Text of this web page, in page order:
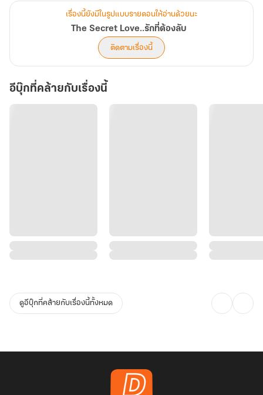
เรื่องนี้ยังมีในรูปแบบรายตอนให้อ่านด้วยนะ
The Secret Love..รักที่ต้องลับ
ติดตามเรื่องนี้
อีบุ๊กที่คล้ายกับเรื่องนี้
ดูอีบุ๊กที่คล้ายกับเรื่องนี้ทั้งหมด